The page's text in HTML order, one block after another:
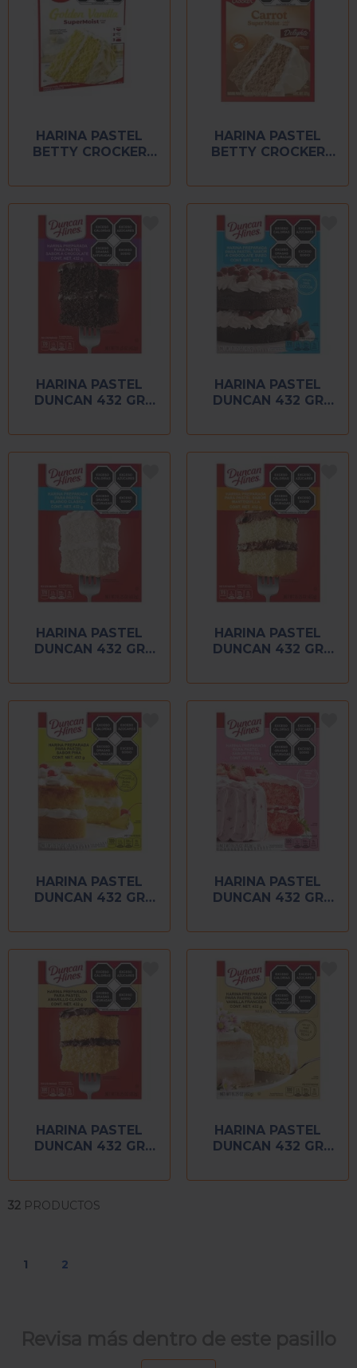
HARINA PASTEL
BETTY CROCKER
VAINILLA
HARINA PASTEL
BETTY CROCKER
HARINA PASTEL
DUNCAN 432 GR
HARINA PASTEL
DUNCAN 432 GR
HARINA PASTEL
DUNCAN 432 GR
HARINA PASTEL
DUNCAN 432 GR
HARINA PASTEL
DUNCAN 432 GR
HARINA PASTEL
DUNCAN 432 GR
SUPREME
HARINA PASTEL
DUNCAN 432 GR
HARINA PASTEL
DUNCAN 432 GR
32 PRODUCTOS
1 2